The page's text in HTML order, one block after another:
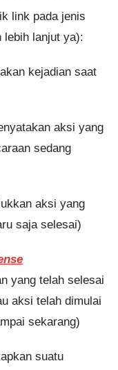
link pada jenis
lebih lanjut ya):
kejadian saat
aksi yang
sedang
aksi yang
saja selesai)
yang telah selesai
aksi telah dimulai
sekarang)
suatu